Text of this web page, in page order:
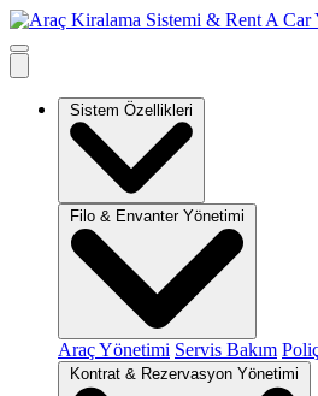
Sistem Özellikleri
Filo & Envanter Yönetimi
Araç Yönetimi Servis Bakım
Kontrat & Rezervasyon Yönetimi